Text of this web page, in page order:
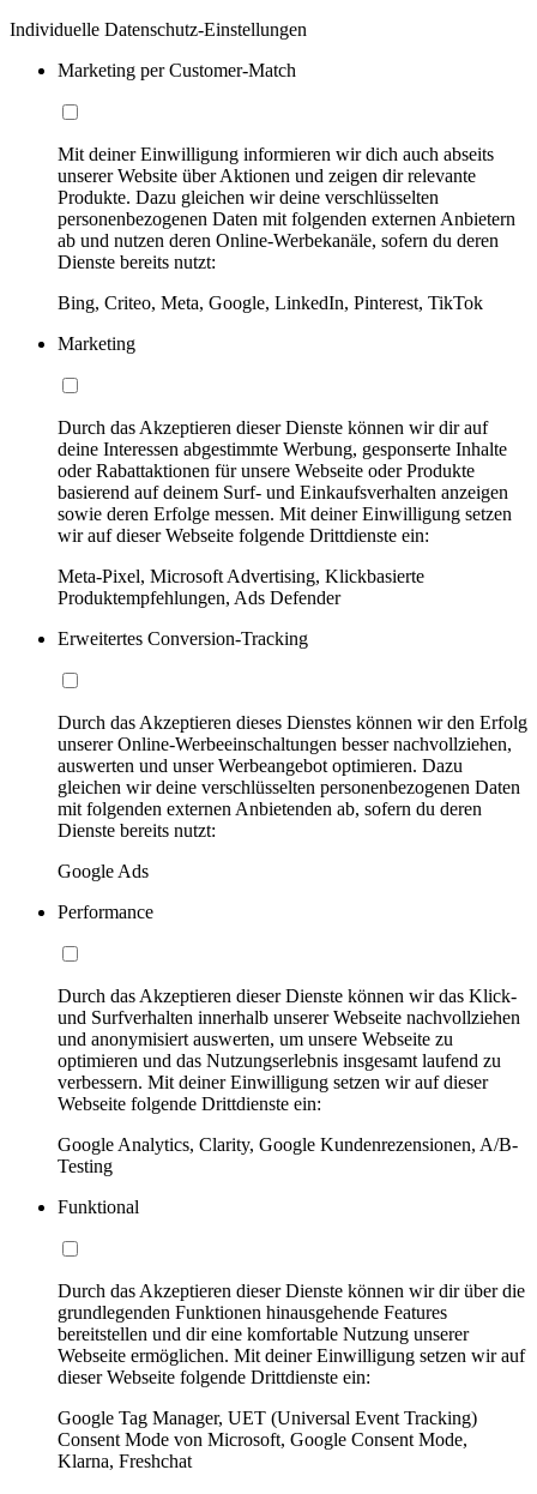
Individuelle Datenschutz-Einstellungen
Marketing per Customer-Match
Mit deiner Einwilligung informieren wir dich auch abseits
unserer Website über Aktionen und zeigen dir relevante
Produkte. Dazu gleichen wir deine verschlüsselten
personenbezogenen Daten mit folgenden externen Anbietern
ab und nutzen deren Online-Werbekanäle, sofern du deren
Dienste bereits nutzt:
Bing, Criteo, Meta, Google, LinkedIn, Pinterest, TikTok
Marketing
Durch das Akzeptieren dieser Dienste können wir dir auf
deine Interessen abgestimmte Werbung, gesponserte Inhalte
oder Rabattaktionen für unsere Webseite oder Produkte
basierend auf deinem Surf- und Einkaufsverhalten anzeigen
sowie deren Erfolge messen. Mit deiner Einwilligung setzen
wir auf dieser Webseite folgende Drittdienste ein:
Meta-Pixel, Microsoft Advertising, Klickbasierte
Produktempfehlungen, Ads Defender
Erweitertes Conversion-Tracking
Durch das Akzeptieren dieses Dienstes können wir den Erfolg
unserer Online-Werbeeinschaltungen besser nachvollziehen,
auswerten und unser Werbeangebot optimieren. Dazu
gleichen wir deine verschlüsselten personenbezogenen Daten
mit folgenden externen Anbietenden ab, sofern du deren
Dienste bereits nutzt:
Google Ads
Performance
Durch das Akzeptieren dieser Dienste können wir das Klick-
und Surfverhalten innerhalb unserer Webseite nachvollziehen
und anonymisiert auswerten, um unsere Webseite zu
optimieren und das Nutzungserlebnis insgesamt laufend zu
verbessern. Mit deiner Einwilligung setzen wir auf dieser
Webseite folgende Drittdienste ein:
Google Analytics, Clarity, Google Kundenrezensionen, A/B-
Testing
Funktional
Durch das Akzeptieren dieser Dienste können wir dir über die
grundlegenden Funktionen hinausgehende Features
bereitstellen und dir eine komfortable Nutzung unserer
Webseite ermöglichen. Mit deiner Einwilligung setzen wir auf
dieser Webseite folgende Drittdienste ein:
Google Tag Manager, UET (Universal Event Tracking)
Consent Mode von Microsoft, Google Consent Mode,
Klarna, Freshchat